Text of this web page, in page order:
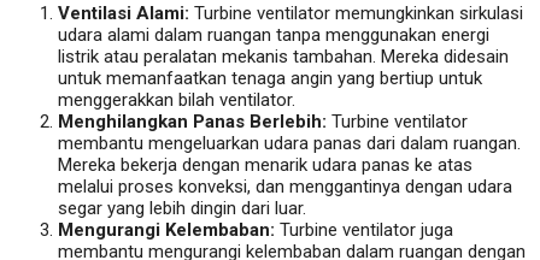
Ventilasi Alami: Turbine ventilator memungkinkan sirkulasi
udara alami dalam ruangan tanpa menggunakan energi
listrik atau peralatan mekanis tambahan. Mereka didesain
untuk memanfaatkan tenaga angin yang bertiup untuk
menggerakkan bilah ventilator.
Menghilangkan Panas Berlebih: Turbine ventilator
membantu mengeluarkan udara panas dari dalam ruangan.
Mereka bekerja dengan menarik udara panas ke atas
melalui proses konveksi, dan menggantinya dengan udara
segar yang lebih dingin dari luar.
Mengurangi Kelembaban: Turbine ventilator juga
membantu mengurangi kelembaban dalam ruangan dengan